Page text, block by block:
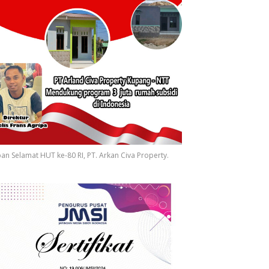
Selamat HUT ke-80 RI, PT. Arkan Civa Property.